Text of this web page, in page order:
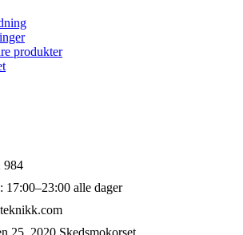
produkter
984
17:00–23:00 alle dager